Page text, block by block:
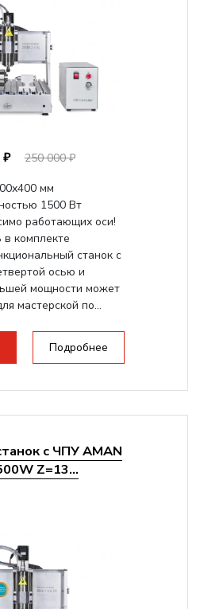
₽
250 000 ₽
мм
1500 Вт
работающих оси!
комплекте
станок с
осью и
мощности может
мастерской по...
Подробнее
с ЧПУ AMAN
Z=13...